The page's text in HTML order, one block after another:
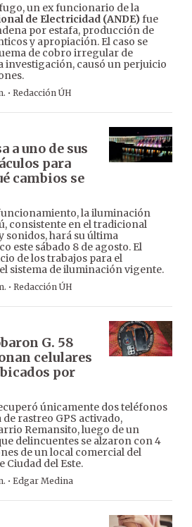
un ex funcionario de la
de Electricidad (ANDE)fue
por estafa, producción de
y apropiación. El caso se
de cobro irregular de
investigación, causó un perjuicio
· Redacción ÚH
a uno de sus
para
cambios se
la iluminación
consistente en el tradicional
sonidos, hará su última
este sábado 8 de agosto. El
de los trabajos para el
sistema de iluminación vigente.
· Redacción ÚH
G. 58
celulares
por
únicamente dos teléfonos
rastreo GPS activado,
Remansito, luego de un
delincuentes se alzaron con 4
de un local comercial del
Ciudad del Este.
· Edgar Medina